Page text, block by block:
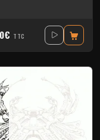
TTC